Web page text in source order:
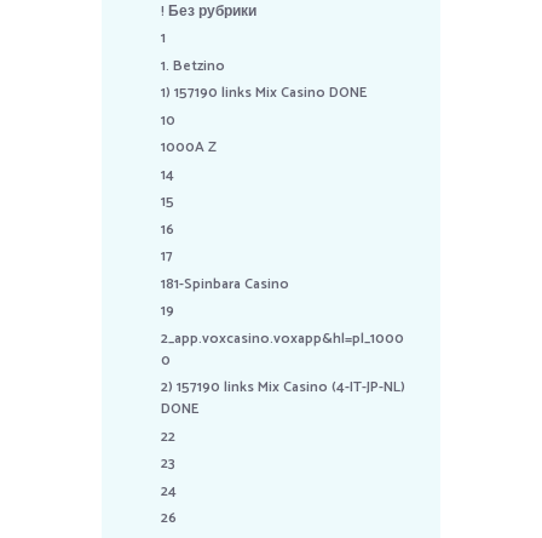
! Без рубрики
1
1. Betzino
1) 157190 links Mix Casino DONE
10
1000A Z
14
15
16
17
181-Spinbara Casino
19
2_app.voxcasino.voxapp&hl=pl_1000
0
2) 157190 links Mix Casino (4-IT-JP-NL)
DONE
22
23
24
26